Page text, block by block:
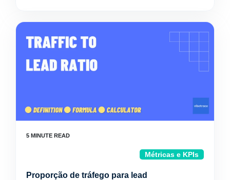
Métricas e KPIs
Proporção de tráfego para lead